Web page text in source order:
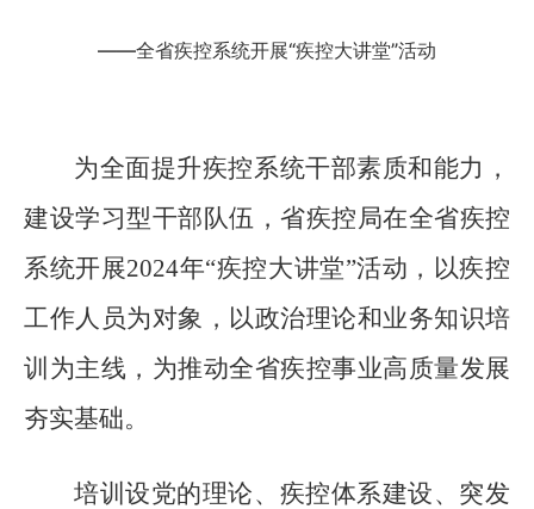
——全省疾控系统开展“疾控大讲堂”活动
为全面提升疾控系统干部素质和能力，
建设学习型干部队伍，省疾控局在全省疾控
系统开展2024年“疾控大讲堂”活动，以疾控
工作人员为对象，以政治理论和业务知识培
训为主线，为推动全省疾控事业高质量发展
夯实基础。
培训设党的理论、疾控体系建设、突发